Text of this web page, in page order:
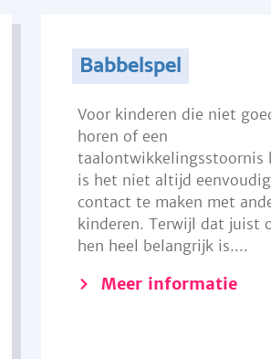
Babbelspel
Voor kinderen die niet
horen of een
taalontwikkelingsstoornis
is het niet altijd
contact te maken met
kinderen. Terwijl dat juist
hen heel belangrijk is....
Meer informatie